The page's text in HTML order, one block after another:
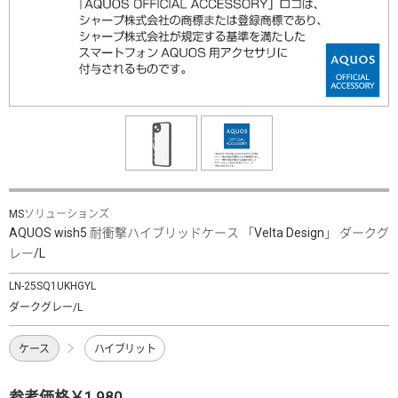
MSソリューションズ
AQUOS wish5 耐衝撃ハイブリッドケース 「Velta Design」 ダークグ
レー/L
LN-25SQ1UKHGYL
ダークグレー/L
ケース ハイブリット